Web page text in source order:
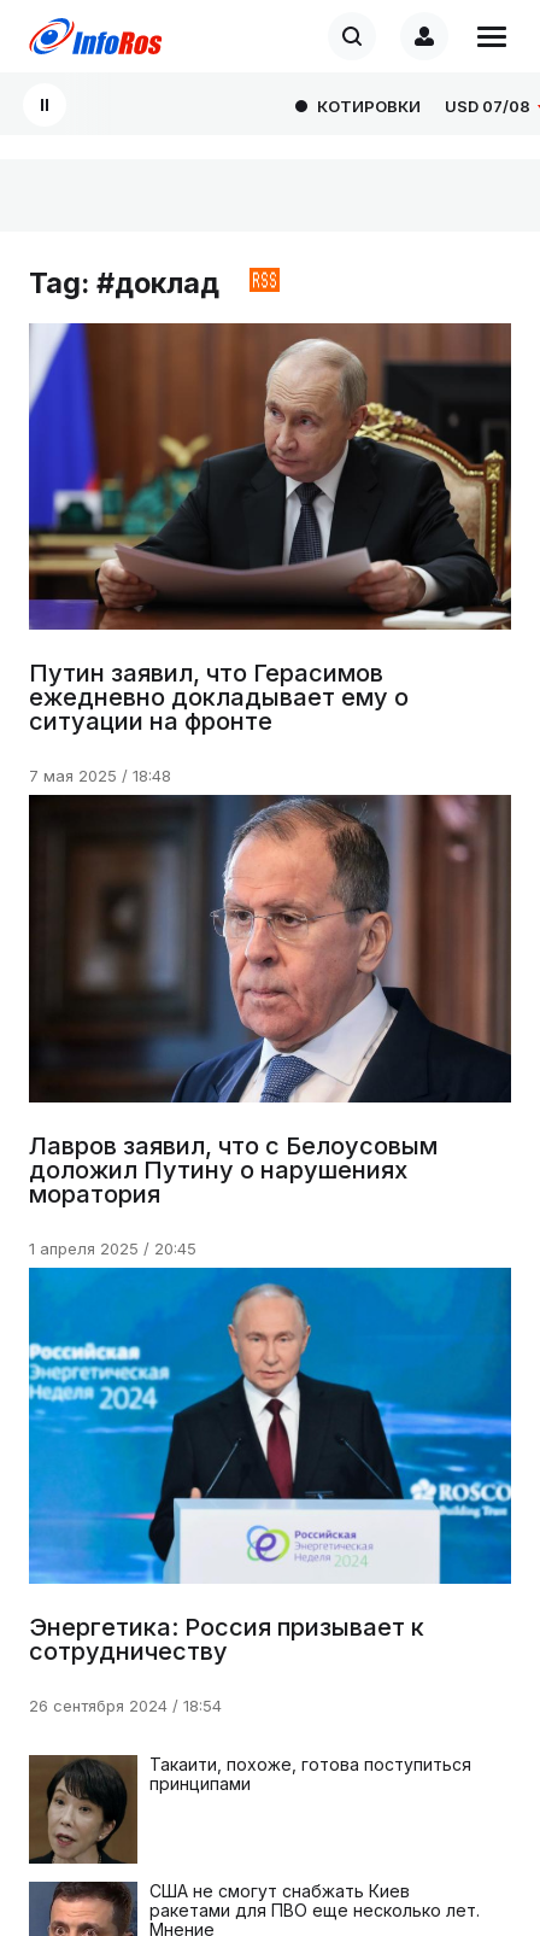
КОТИРОВКИ USD 07/08
Tag: #доклад
Путин заявил, что Герасимов
ежедневно докладывает ему о
ситуации на фронте
7 мая 2025 / 18:48
Лавров заявил, что с Белоусовым
доложил Путину о нарушениях
моратория
1 апреля 2025 / 20:45
Энергетика: Россия призывает к
сотрудничеству
26 сентября 2024 / 18:54
Такаити, похоже, готова поступиться
принципами
США не смогут снабжать Киев
ракетами для ПВО еще несколько лет.
Мнение